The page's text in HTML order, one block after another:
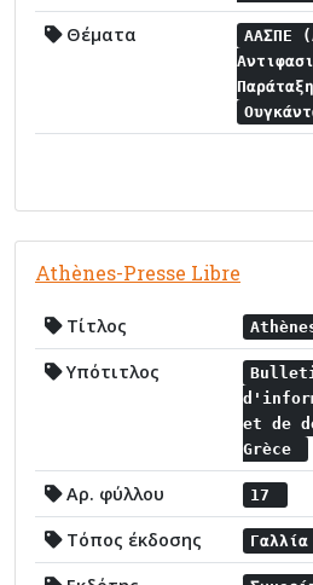
Θέματα
ΑΑΣΠΕ
Athènes-Presse Libre
Τίτλος
Υπότιτλος
et de
Grèce
Αρ. φύλλου 17
Τόπος έκδοσης